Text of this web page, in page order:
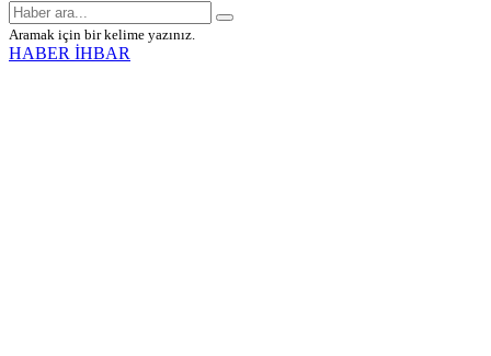
Aramak için bir kelime yazınız.
HABER İHBAR